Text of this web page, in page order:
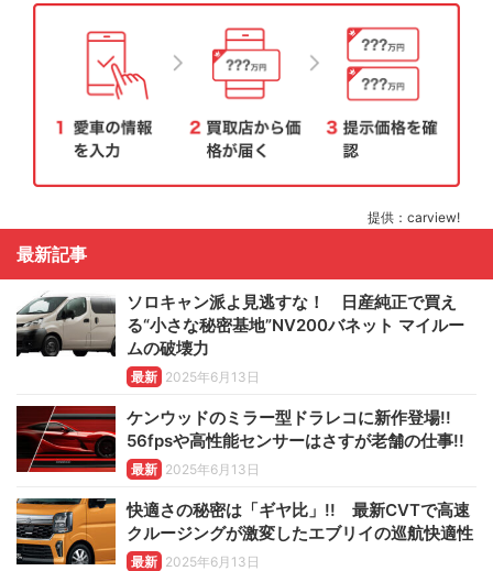
提供：carview!
最新記事
ソロキャン派よ見逃すな！ 日産純正で買え
る“小さな秘密基地”NV200バネット マイルー
ムの破壊力
最新 2025年6月13日
ケンウッドのミラー型ドラレコに新作登場!!
56fpsや高性能センサーはさすが老舗の仕事!!
最新 2025年6月13日
快適さの秘密は「ギヤ比」!! 最新CVTで高速
クルージングが激変したエブリイの巡航快適性
最新 2025年6月13日